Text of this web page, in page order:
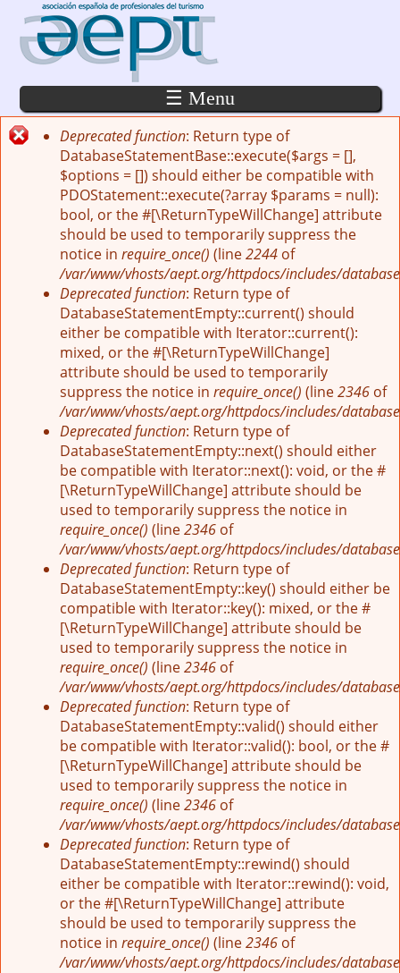
Pasar al contenido principal
☰ Menu
Mensaje de error
Deprecated function: Return type of
DatabaseStatementBase::execute($args = [],
$options = []) should either be compatible with
PDOStatement::execute(?array $params = null):
bool, or the #[\ReturnTypeWillChange] attribute
should be used to temporarily suppress the
notice in require_once() (line2244 of
/var/www/vhosts/aept.org/httpdocs/includes/
Deprecated function: Return type of
DatabaseStatementEmpty::current() should
either be compatible with Iterator::current():
mixed, or the #[\ReturnTypeWillChange]
attribute should be used to temporarily
suppress the notice in require_once() (line2346 of
/var/www/vhosts/aept.org/httpdocs/includes/
Deprecated function: Return type of
DatabaseStatementEmpty::next() should either
be compatible with Iterator::next(): void, or the #
[\ReturnTypeWillChange] attribute should be
used to temporarily suppress the notice in
require_once() (line2346 of
/var/www/vhosts/aept.org/httpdocs/includes/
Deprecated function: Return type of
DatabaseStatementEmpty::key() should either be
compatible with Iterator::key(): mixed, or the #
[\ReturnTypeWillChange] attribute should be
used to temporarily suppress the notice in
require_once() (line2346 of
/var/www/vhosts/aept.org/httpdocs/includes/
Deprecated function: Return type of
DatabaseStatementEmpty::valid() should either
be compatible with Iterator::valid(): bool, or the #
[\ReturnTypeWillChange] attribute should be
used to temporarily suppress the notice in
require_once() (line2346 of
/var/www/vhosts/aept.org/httpdocs/includes/
Deprecated function: Return type of
DatabaseStatementEmpty::rewind() should
either be compatible with Iterator::rewind(): void,
or the #[\ReturnTypeWillChange] attribute
should be used to temporarily suppress the
notice in require_once() (line2346 of
/var/www/vhosts/aept.org/httpdocs/includes/